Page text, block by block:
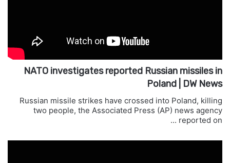
NATO investigates reported Russian missiles in
Poland | DW News
Russian missile strikes have crossed into Poland, killing
two people, the Associated Press (AP) news agency
reported on ...